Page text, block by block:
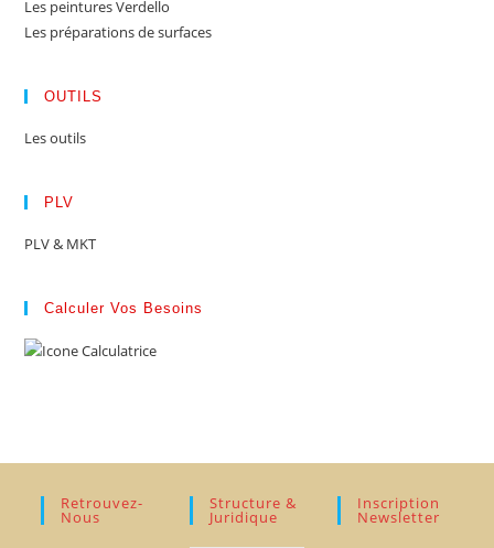
Les peintures Verdello
Les préparations de surfaces
OUTILS
Les outils
PLV
PLV & MKT
Calculer Vos Besoins
Retrouvez-
Nous
Structure &
Juridique
Inscription
Newsletter